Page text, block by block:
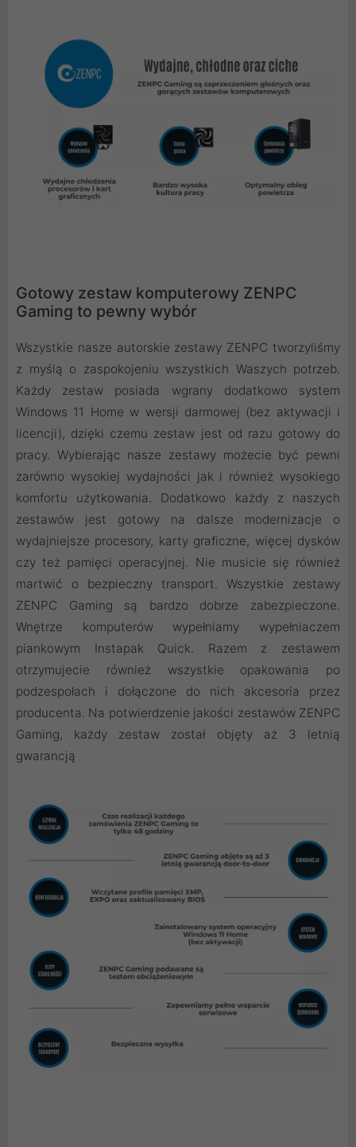
Gotowy zestaw komputerowy ZENPC
Gaming to pewny wybór
Wszystkie nasze autorskie zestawy ZENPC tworzyliśmy
z myślą o zaspokojeniu wszystkich Waszych potrzeb.
Każdy zestaw posiada wgrany dodatkowo system
Windows 11 Home w wersji darmowej (bez aktywacji i
licencji), dzięki czemu zestaw jest od razu gotowy do
pracy. Wybierając nasze zestawy możecie być pewni
zarówno wysokiej wydajności jak i również wysokiego
komfortu użytkowania. Dodatkowo każdy z naszych
zestawów jest gotowy na dalsze modernizacje o
wydajniejsze procesory, karty graficzne, więcej dysków
czy też pamięci operacyjnej. Nie musicie się również
martwić o bezpieczny transport. Wszystkie zestawy
ZENPC Gaming są bardzo dobrze zabezpieczone.
Wnętrze komputerów wypełniamy wypełniaczem
piankowym Instapak Quick. Razem z zestawem
otrzymujecie również wszystkie opakowania po
podzespołach i dołączone do nich akcesoria przez
producenta. Na potwierdzenie jakości zestawów ZENPC
Gaming, każdy zestaw został objęty aż 3 letnią
gwarancją